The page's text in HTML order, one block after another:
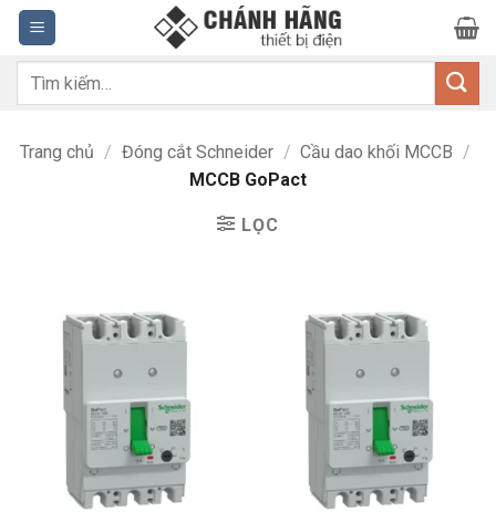
Bỏ
qua
nội
dung
Tìm
Trang chủ / Đóng cắt Schneider / Cầu dao khối MCCB /
MCCB GoPact
LỌC